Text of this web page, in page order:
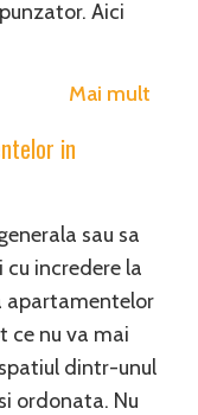
Aici
Mai mult
in
sau sa
incredere la
apartamentelor
ce nu va mai
dintr-unul
ordonata. Nu